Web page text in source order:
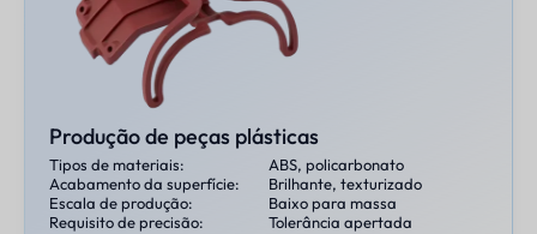
Produção de peças plásticas
Tipos de materiais:
ABS, policarbonato
Acabamento da superfície:
Brilhante, texturizado
Escala de produção:
Baixo para massa
Requisito de precisão:
Tolerância apertada